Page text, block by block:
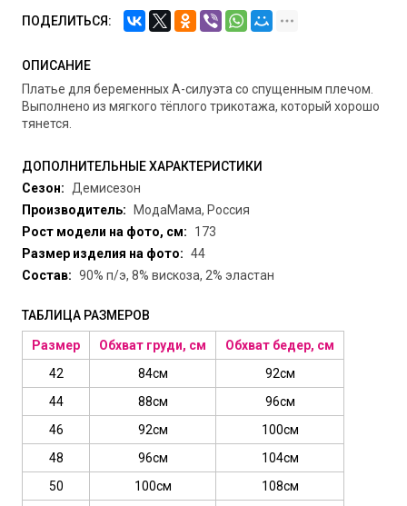
ПОДЕЛИТЬСЯ:
ОПИСАНИЕ
Платье для беременных А-силуэта со спущенным плечом.
Выполнено из мягкого тёплого трикотажа, который хорошо
тянется.
ДОПОЛНИТЕЛЬНЫЕ ХАРАКТЕРИСТИКИ
Сезон:
Демисезон
Производитель:
МодаМама, Россия
Рост модели на фото, см:
173
Размер изделия на фото: 44
Состав: 90% п/э, 8% вискоза, 2% эластан
ТАБЛИЦА РАЗМЕРОВ
Размер Обхват груди, см
Обхват бедер, см
42
84см
92см
44
88см
96см
46
92см
100см
48
96см
104см
50
100см
108см